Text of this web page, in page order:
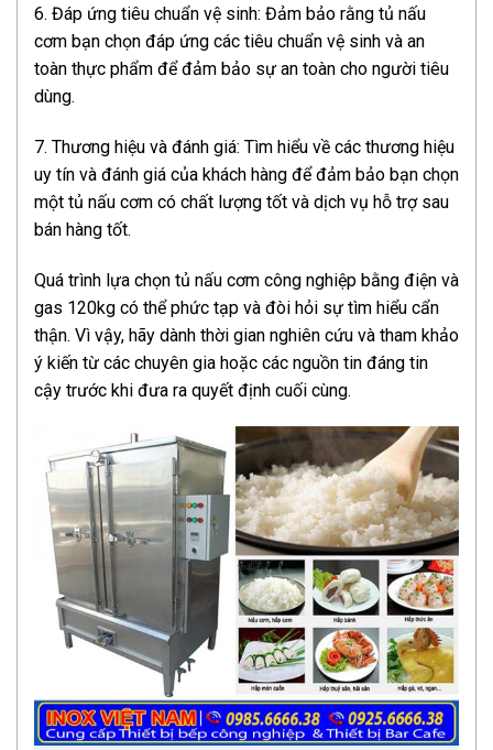
6. Đáp ứng tiêu chuẩn vệ sinh: Đảm bảo rằng tủ nấu
cơm bạn chọn đáp ứng các tiêu chuẩn vệ sinh và an
toàn thực phẩm để đảm bảo sự an toàn cho người tiêu
dùng.
7. Thương hiệu và đánh giá: Tìm hiểu về các thương hiệu
uy tín và đánh giá của khách hàng để đảm bảo bạn chọn
một tủ nấu cơm có chất lượng tốt và dịch vụ hỗ trợ sau
bán hàng tốt.
Quá trình lựa chọn tủ nấu cơm công nghiệp bằng điện và
gas 120kg có thể phức tạp và đòi hỏi sự tìm hiểu cẩn
thận. Vì vậy, hãy dành thời gian nghiên cứu và tham khảo
ý kiến từ các chuyên gia hoặc các nguồn tin đáng tin
cậy trước khi đưa ra quyết định cuối cùng.